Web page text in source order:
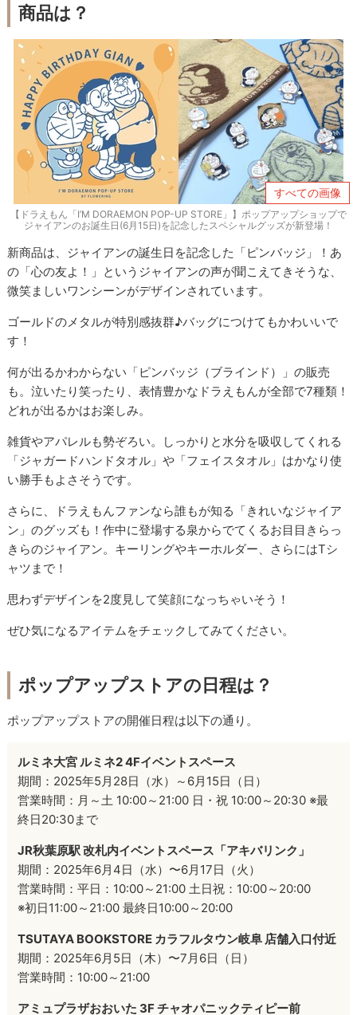
商品は？
すべての画像
【ドラえもん「I’M DORAEMON POP-UP STORE」】ポップアップショップで
ジャイアンのお誕生日(6月15日)を記念したスペシャルグッズが新登場！
新商品は、ジャイアンの誕生日を記念した「ピンバッジ」！あ
の「心の友よ！」というジャイアンの声が聞こえてきそうな、
微笑ましいワンシーンがデザインされています。
ゴールドのメタルが特別感抜群♪バッグにつけてもかわいいで
す！
何が出るかわからない「ピンバッジ（ブラインド）」の販売
も。泣いたり笑ったり、表情豊かなドラえもんが全部で7種類！
どれが出るかはお楽しみ。
雑貨やアパレルも勢ぞろい。しっかりと水分を吸収してくれる
「ジャガードハンドタオル」や「フェイスタオル」はかなり使
い勝手もよさそうです。
さらに、ドラえもんファンなら誰もが知る「きれいなジャイア
ン」のグッズも！作中に登場する泉からでてくるお目目きらっ
きらのジャイアン。キーリングやキーホルダー、さらにはTシ
ャツまで！
思わずデザインを2度見して笑顔になっちゃいそう！
ぜひ気になるアイテムをチェックしてみてください。
ポップアップストアの日程は？
ポップアップストアの開催日程は以下の通り。
ルミネ大宮 ルミネ2 4Fイベントスペース
期間：2025年5月28日（水）～6月15日（日）
営業時間：月～土 10:00～21:00 日・祝 10:00～20:30 ※最
終日20:30まで
JR秋葉原駅 改札内イベントスペース「アキバリンク」
期間：2025年6月4日（水）〜6月17日（火）
営業時間：平日：10:00～21:00 土日祝：10:00～20:00
※初日11:00～21:00 最終日10:00～20:00
TSUTAYA BOOKSTORE カラフルタウン岐阜 店舗入口付近
期間：2025年6月5日（木）〜7月6日（日）
営業時間：10:00～21:00
アミュプラザおおいた 3F チャオパニックティピー前